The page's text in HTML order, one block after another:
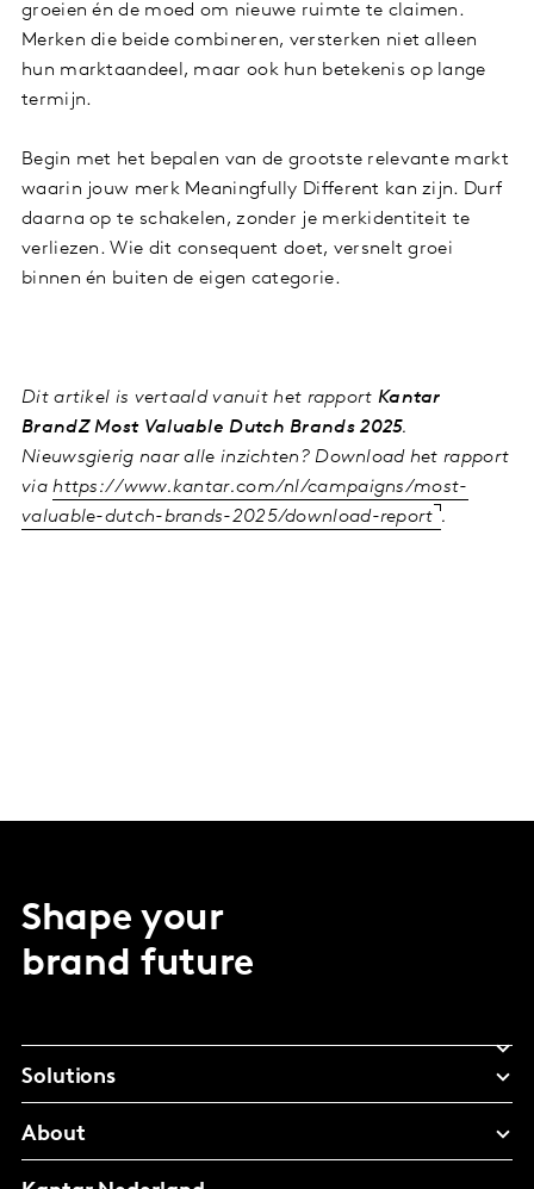
groeien én de moed om nieuwe ruimte te claimen.
Merken die beide combineren, versterken niet alleen
hun marktaandeel, maar ook hun betekenis op lange
termijn.
Begin met het bepalen van de grootste relevante markt
waarin jouw merk Meaningfully Different kan zijn. Durf
daarna op te schakelen, zonder je merkidentiteit te
verliezen. Wie dit consequent doet, versnelt groei
binnen én buiten de eigen categorie.
Dit artikel is vertaald vanuit het rapport Kantar
BrandZ Most Valuable Dutch Brands 2025.
Nieuwsgierig naar alle inzichten? Download het rapport
viahttps://www.kantar.com/nl/campaigns/most-
valuable-dutch-brands-2025/download-report .
Shape your
brand future
Solutions
About